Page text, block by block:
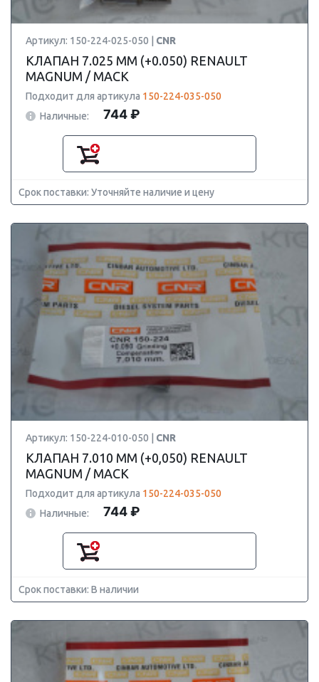
Артикул: 150-224-025-050 | CNR
КЛАПАН 7.025 ММ (+0.050) RENAULT
MAGNUM / MACK
Подходит для артикула 150-224-035-050
Наличные:
744 ₽
Срок поставки: Уточняйте наличие и цену
Артикул: 150-224-010-050 | CNR
КЛАПАН 7.010 ММ (+0,050) RENAULT
MAGNUM / MACK
Подходит для артикула 150-224-035-050
Наличные:
744 ₽
Срок поставки: В наличии